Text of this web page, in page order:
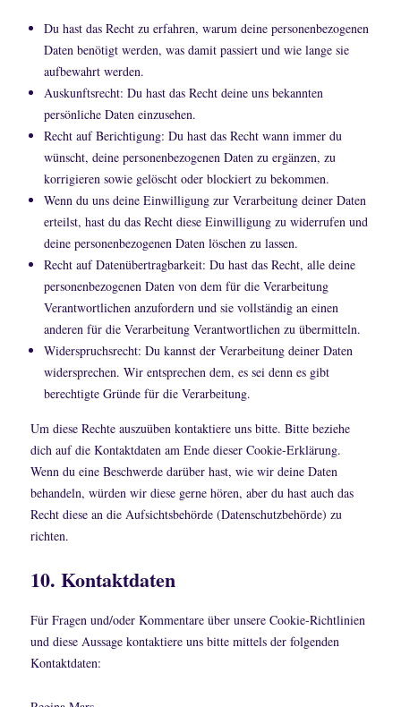
Du hast das Recht zu erfahren, warum deine personenbezogenen
Daten benötigt werden, was damit passiert und wie lange sie
aufbewahrt werden.
Auskunftsrecht: Du hast das Recht deine uns bekannten
persönliche Daten einzusehen.
Recht auf Berichtigung: Du hast das Recht wann immer du
wünscht, deine personenbezogenen Daten zu ergänzen, zu
korrigieren sowie gelöscht oder blockiert zu bekommen.
Wenn du uns deine Einwilligung zur Verarbeitung deiner Daten
erteilst, hast du das Recht diese Einwilligung zu widerrufen und
deine personenbezogenen Daten löschen zu lassen.
Recht auf Datenübertragbarkeit: Du hast das Recht, alle deine
personenbezogenen Daten von dem für die Verarbeitung
Verantwortlichen anzufordern und sie vollständig an einen
anderen für die Verarbeitung Verantwortlichen zu übermitteln.
Widerspruchsrecht: Du kannst der Verarbeitung deiner Daten
widersprechen. Wir entsprechen dem, es sei denn es gibt
berechtigte Gründe für die Verarbeitung.
Um diese Rechte auszuüben kontaktiere uns bitte. Bitte beziehe
dich auf die Kontaktdaten am Ende dieser Cookie-Erklärung.
Wenn du eine Beschwerde darüber hast, wie wir deine Daten
behandeln, würden wir diese gerne hören, aber du hast auch das
Recht diese an die Aufsichtsbehörde (Datenschutzbehörde) zu
richten.
10. Kontaktdaten
Für Fragen und/oder Kommentare über unsere Cookie-Richtlinien
und diese Aussage kontaktiere uns bitte mittels der folgenden
Kontaktdaten: